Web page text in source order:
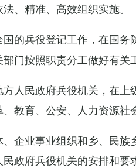
、精准、高效组织实施。
国的兵役登记工作，在国务
门按照职责分工做好有关
人民政府兵役机关，在
教育、公安、人力资源社
企业事业组织和乡、民
政府兵役机关的安排和